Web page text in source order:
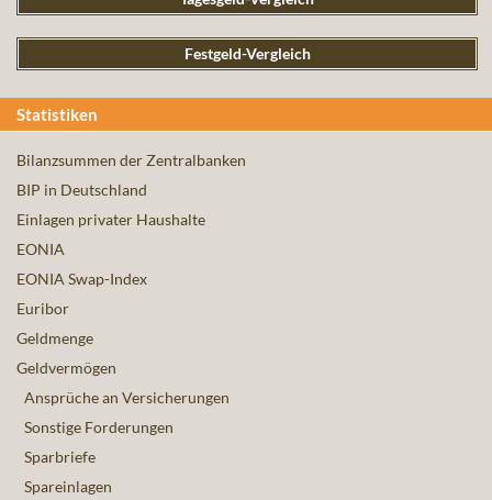
Festgeld-Vergleich
Statistiken
Bilanzsummen der Zentralbanken
BIP in Deutschland
Einlagen privater Haushalte
EONIA
EONIA Swap-Index
Euribor
Geldmenge
Geldvermögen
Ansprüche an Versicherungen
Sonstige Forderungen
Sparbriefe
Spareinlagen